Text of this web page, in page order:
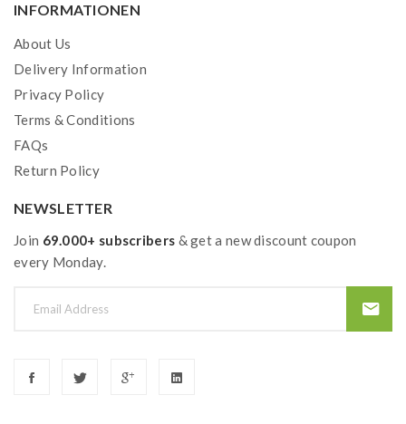
INFORMATIONEN
About Us
Delivery Information
Privacy Policy
Terms & Conditions
FAQs
Return Policy
NEWSLETTER
Join 69.000+ subscribers & get a new discount coupon
every Monday.